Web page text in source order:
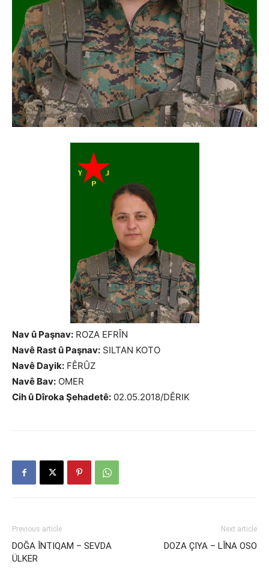
Nav û Paşnav: ROZA EFRÎN
Navê Rast û Paşnav: SILTAN KOTO
Navê Dayik: FÊRÛZ
Navê Bav: OMER
Cih û Dîroka Şehadetê: 02.05.2018/DÊRIK
Previous article
DOĞA ÎNTIQAM – SEVDA
ÜLKER
Next article
DOZA ÇIYA – LÎNA OSO